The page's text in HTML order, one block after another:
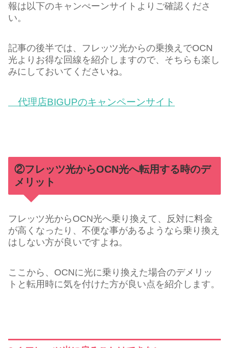
報は以下のキャンぺーンサイトよりご確認くださ
い。
記事の後半では、フレッツ光からの乗換えでOCN
光よりお得な回線を紹介しますので、そちらも楽し
みにしておいてくださいね。
代理店BIGUPのキャンペーンサイト
②フレッツ光からOCN光へ転用する時のデ
メリット
フレッツ光からOCN光へ乗り換えて、反対に料金
が高くなったり、不便な事があるようなら乗り換え
はしない方が良いですよね。
ここから、OCNに光に乗り換えた場合のデメリッ
トと転用時に気を付けた方が良い点を紹介します。